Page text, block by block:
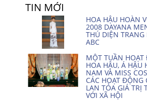
TIN MỚI
HOA HẬU HOÀN
2008 DAYANA
THÚ DIỆN TRANG
ABC
MỘT TUẦN
HOA HẬU, Á HẬU
NAM VÀ MISS
CÁC HOẠT ĐỘNG
LAN TỎA GIÁ TRỊ
VỚI XÃ HỘI